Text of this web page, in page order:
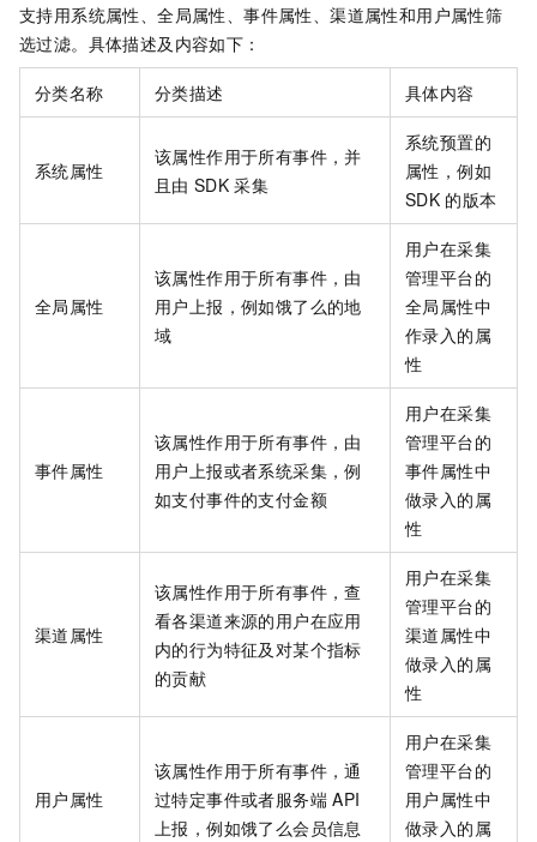
支持用系统属性、全局属性、事件属性、渠道属性和用户属性筛
选过滤。具体描述及内容如下：
分类名称 分类描述 具体内容
系统属性
该属性作用于所有事件，并
且由 SDK 采集
系统预置的
属性，例如
SDK 的版本
全局属性
该属性作用于所有事件，由
用户上报，例如饿了么的地
域
用户在采集
管理平台的
全局属性中
作录入的属
性
事件属性
该属性作用于所有事件，由
用户上报或者系统采集，例
如支付事件的支付金额
用户在采集
管理平台的
事件属性中
做录入的属
性
渠道属性
该属性作用于所有事件，查
看各渠道来源的用户在应用
内的行为特征及对某个指标
的贡献
用户在采集
管理平台的
渠道属性中
做录入的属
性
用户属性
该属性作用于所有事件，通
过特定事件或者服务端 API
上报，例如饿了么会员信息
用户在采集
管理平台的
用户属性中
做录入的属